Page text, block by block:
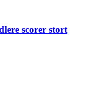
scorer stort